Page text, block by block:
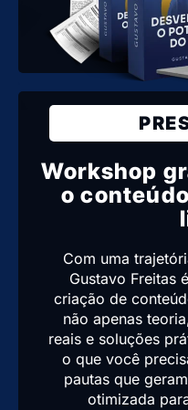
Workshop
o
Com uma
Gustavo Freitas
criação de
não apenas
reais e soluções
o que você
pautas que
otimizada